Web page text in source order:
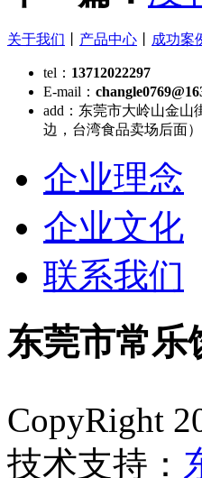
关于我们 产品中心 成功案
tel： 13712022297
E-mail：
add： 东莞市大岭山金山
边，台湾食品卖场后面）
企业理念
企业文化
联系我们
东莞市常乐
CopyRight
技术支持：